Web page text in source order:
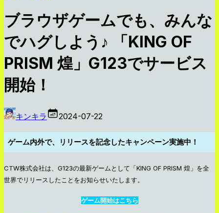
ブラウザゲームでも、みんな
でハグしよう♪ 「KING OF
PRISM 煌」G123でサービス
開始！
キンキラ 2024-07-22
ゲーム内外で、リリースを記念したキャンペーン実施中！
CTW株式会社は、G123の最新ゲームとして「KING OF PRISM 煌」を全
世界でリリースしたことをお知らせいたします。
ゲーム開始はこちら